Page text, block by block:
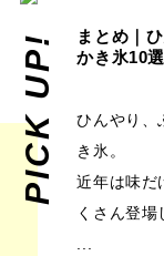
PICK UP!
まとめ｜
かき氷10選
ひんやり、
き氷。
近年は味だ
くさん登場